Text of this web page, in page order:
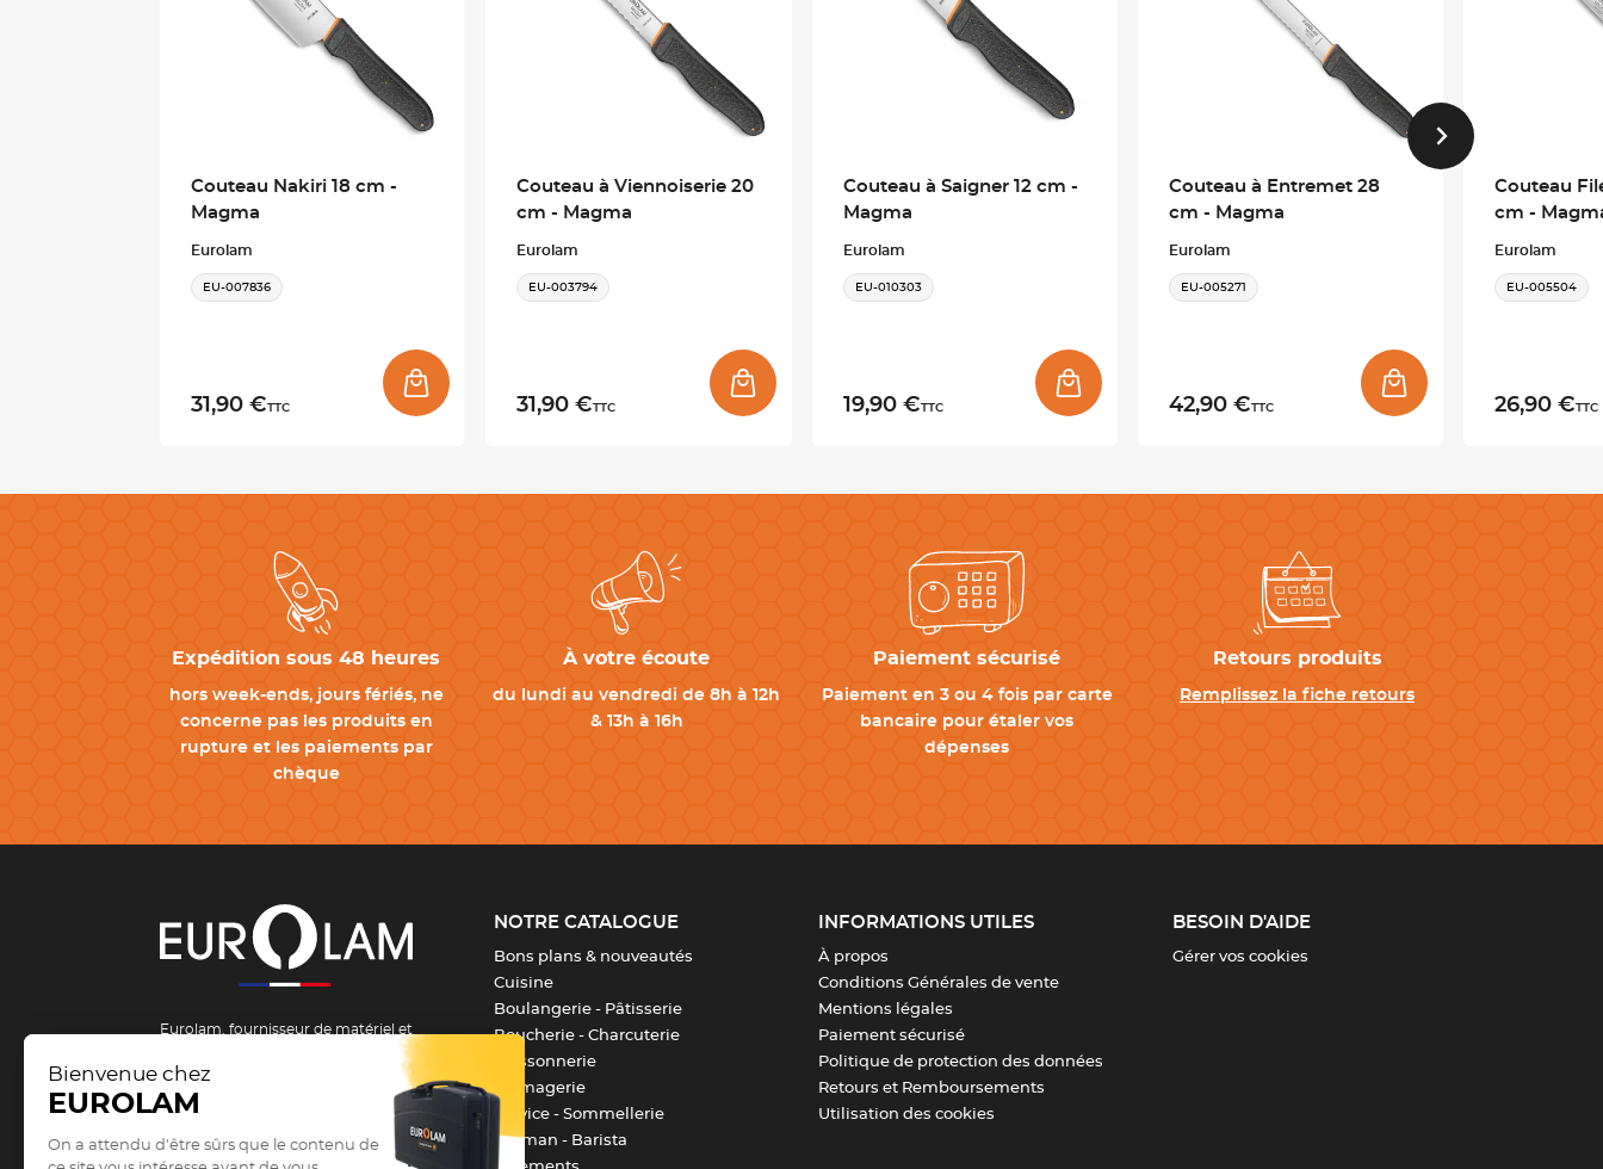
Couteau Nakiri 18 cm -
Magma
Eurolam
EU-007836
31,90 €TTC
Couteau à Viennoiserie 20
cm - Magma
Eurolam
EU-003794
31,90 €TTC
Couteau à Saigner 12 cm -
Magma
Eurolam
EU-010303
19,90 €TTC
Couteau à Entremet 28
cm - Magma
Eurolam
EU-005271
42,90 €TTC
Couteau
cm -
Eurolam
EU-005504
26,90 €TTC
Expédition sous 48 heures
hors week-ends, jours fériés, ne
concerne pas les produits en
rupture et les paiements par
chèque
À votre écoute
du lundi au vendredi de 8h à 12h
& 13h à 16h
Paiement sécurisé
Paiement en 3 ou 4 fois par carte
bancaire pour étaler vos
dépenses
Retours produits
Remplissez la fiche retours
Eurolam, fournisseur de matériel et
d’équipement pour la formation et les
métiers de bouche depuis 1984 !
Vous êtes un passionné, un apprenti ou
un professionnel des métiers de
NOTRE CATALOGUE
Bons plans & nouveautés
Cuisine
Boulangerie - Pâtisserie
Boucherie - Charcuterie
Poissonnerie
Fromagerie
Service - Sommellerie
Barman - Barista
INFORMATIONS UTILES
À propos
Conditions Générales de vente
Mentions légales
Paiement sécurisé
Politique de protection des données
Retours et Remboursements
Utilisation des cookies
BESOIN D'AIDE
Gérer vos cookies